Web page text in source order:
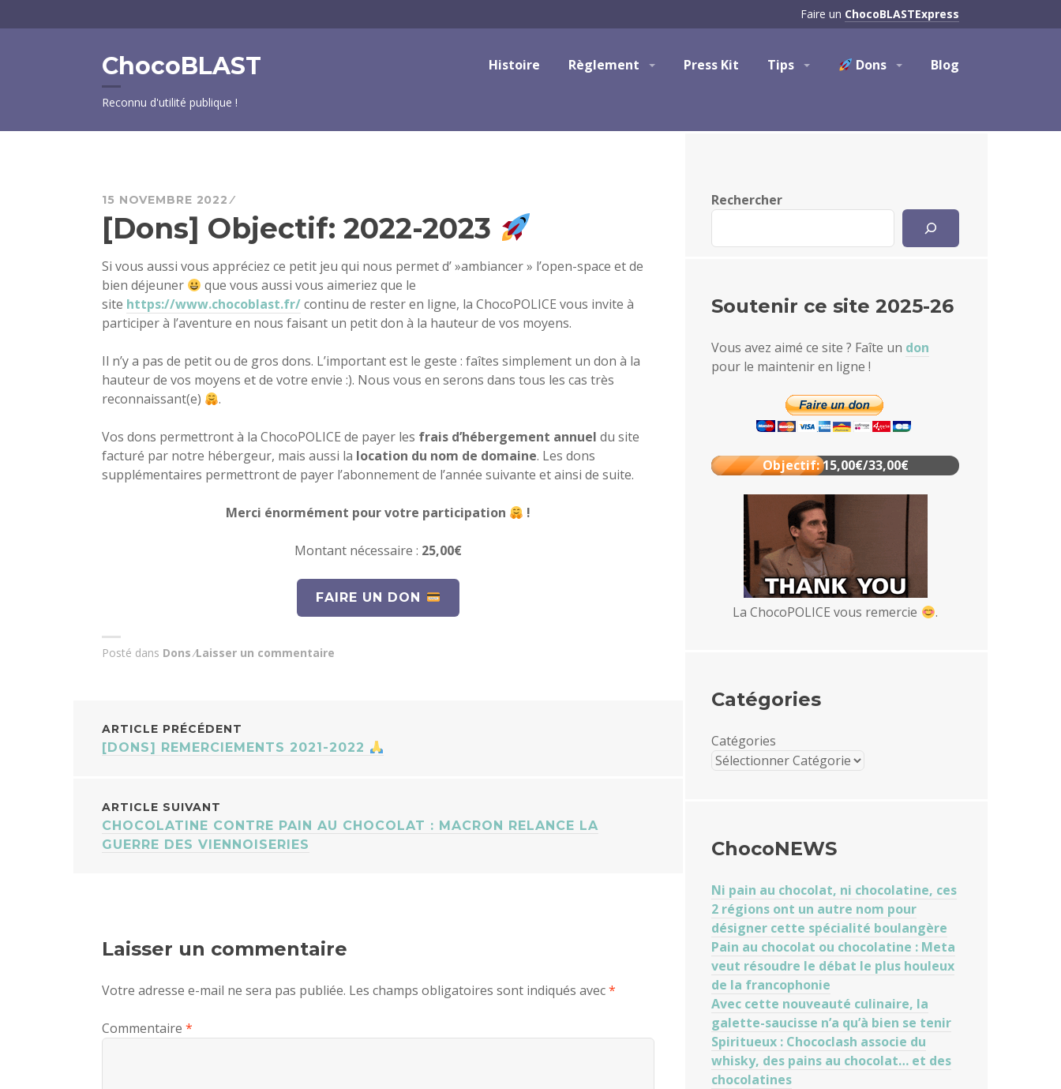
au
Faire un ChocoBLASTExpress
ChocoBLAST
Reconnu d'utilité publique !
Histoire Règlement Press Kit Tips Dons Blog
15 NOVEMBRE 2022
[Dons] Objectif: 2022-2023
Si vous aussi vous appréciez ce petit jeu qui nous permet d’ »ambiancer » l’open-space et de
bien déjeuner
que vous aussi vous aimeriez que le
site https://www.chocoblast.fr/continu de rester en ligne, la ChocoPOLICE vous invite à
participer à l’aventure en nous faisant un petit don à la hauteur de vos moyens.
Il n’y a pas de petit ou de gros dons. L’important est le geste : faîtes simplement un don à la
hauteur de vos moyens et de votre envie :). Nous vous en serons dans tous les cas très
reconnaissant(e)
.
Vos dons permettront à la ChocoPOLICE de payer les frais d’hébergement annuel du site
facturé par notre hébergeur, mais aussi la location du nom de domaine. Les dons
supplémentaires permettront de payer l’abonnement de l’année suivante et ainsi de suite.
Merci énormément pour votre participation !
Montant nécessaire : 25,00€
FAIRE UN DON
Posté dans Dons Laisser un commentaire
NAVIGATION
ARTICLES
ARTICLE PRÉCÉDENT
[DONS] REMERCIEMENTS 2021-2022
ARTICLE SUIVANT
CHOCOLATINE CONTRE PAIN AU CHOCOLAT : MACRON RELANCE LA
GUERRE DES VIENNOISERIES
Laisser un commentaire
Votre adresse e-mail ne sera pas publiée. Les champs obligatoires sont indiqués avec*
Commentaire *
Rechercher
Soutenir ce site 2025-26
Vous avez aimé ce site ? Faîte un don
pour le maintenir en ligne !
Objectif: 15,00€/33,00€
La ChocoPOLICE vous remercie .
Catégories
Catégories
ChocoNEWS
Ni pain au chocolat, ni chocolatine, ces
2 régions ont un autre nom pour
désigner cette spécialité boulangère
Pain au chocolat ou chocolatine : Meta
veut résoudre le débat le plus houleux
de la francophonie
Avec cette nouveauté culinaire, la
galette-saucisse n’a qu’à bien se tenir
Spiritueux : Chococlash associe du
whisky, des pains au chocolat… et des
chocolatines